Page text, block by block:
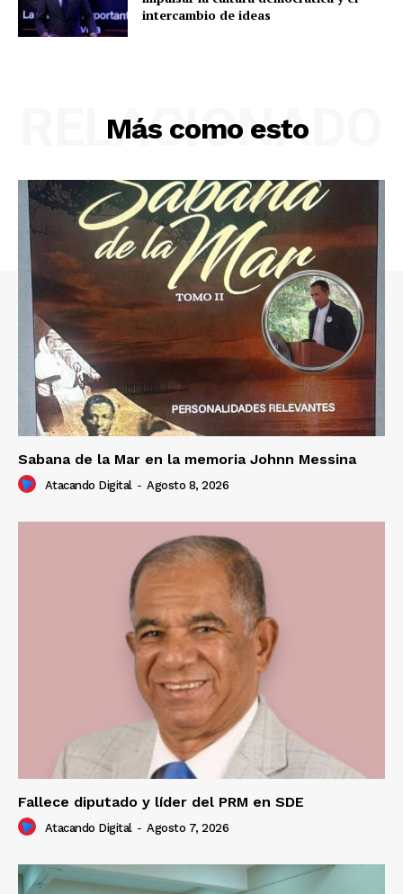
intercambio de ideas
Más como esto
RELACIONADO
Sabana de la Mar en la memoria Johnn Messina
Atacando Digital - Agosto 8, 2026
Fallece diputado y líder del PRM en SDE
Atacando Digital - Agosto 7, 2026